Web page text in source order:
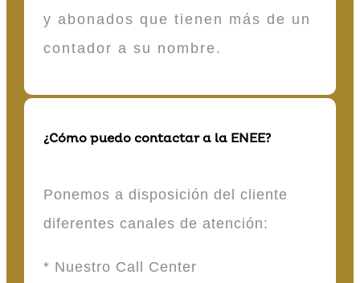
y abonados que tienen más de un
contador a su nombre.
¿Cómo puedo contactar a la ENEE?
Ponemos a disposición del cliente
diferentes canales de atención:
* Nuestro Call Center